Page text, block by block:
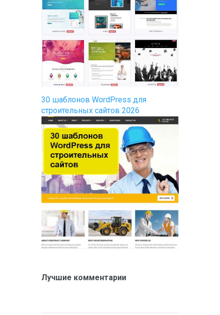
30 шаблонов WordPress для
строительных сайтов 2026
Лучшие комментарии